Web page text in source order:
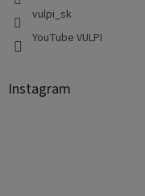
vulpi_sk
YouTube VULPI
Instagram